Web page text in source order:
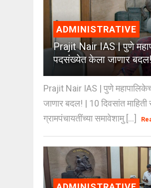
ADMINISTRATIVE
Prajit Nair IAS | पुणे
पदसंख्येत केला जाणार बदल!
Prajit Nair IAS | पुणे
जाणार बदल! | 10 दिवसांत
ग्रामपंचायतींच्या समावेशामु [...]